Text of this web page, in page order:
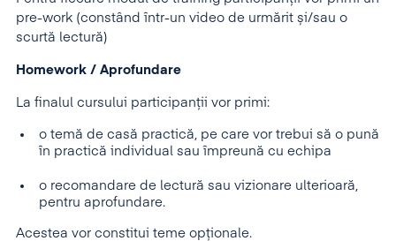
pre-work (constând într-un video de urmărit și/sau o
scurtă lectură)
Homework / Aprofundare
La finalul cursului participanții vor primi:
o temă de casă practică, pe care vor trebui să o pună
în practică individual sau împreună cu echipa
o recomandare de lectură sau vizionare ulterioară,
pentru aprofundare.
Acestea vor constitui teme opționale.